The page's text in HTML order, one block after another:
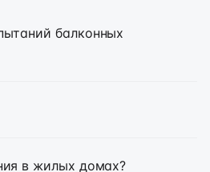
балконных
в жилых домах?